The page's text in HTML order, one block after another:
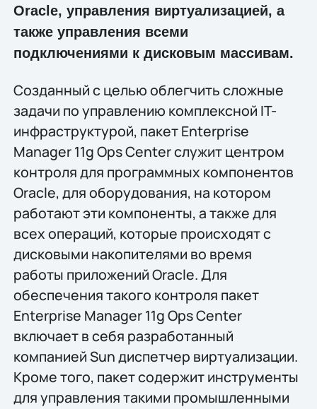
Oracle, управления виртуализацией, а
также управления всеми
подключениями к дисковым массивам.
Созданный с целью облегчить сложные
задачи по управлению комплексной IT-
инфраструктурой, пакет Enterprise
Manager 11g Ops Center служит центром
контроля для программных компонентов
Oracle, для оборудования, на котором
работают эти компоненты, а также для
всех операций, которые происходят с
дисковыми накопителями во время
работы приложений Oracle. Для
обеспечения такого контроля пакет
Enterprise Manager 11g Ops Center
включает в себя разработанный
компанией Sun диспетчер виртуализации.
Кроме того, пакет содержит инструменты
для управления такими промышленными